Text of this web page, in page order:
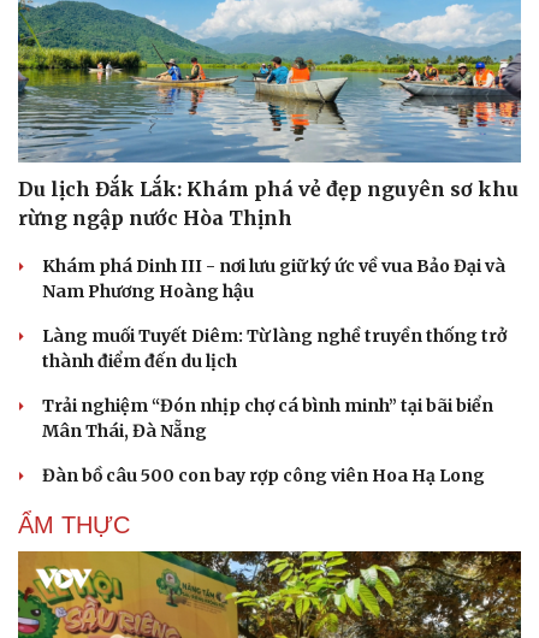
Cải chính
Du lịch Đắk Lắk: Khám phá vẻ đẹp nguyên sơ khu
rừng ngập nước Hòa Thịnh
Khám phá Dinh III - nơi lưu giữ ký ức về vua Bảo Đại và
Nam Phương Hoàng hậu
Làng muối Tuyết Diêm: Từ làng nghề truyền thống trở
thành điểm đến du lịch
Trải nghiệm “Đón nhịp chợ cá bình minh” tại bãi biển
Mân Thái, Đà Nẵng
Đàn bồ câu 500 con bay rợp công viên Hoa Hạ Long
ẨM THỰC